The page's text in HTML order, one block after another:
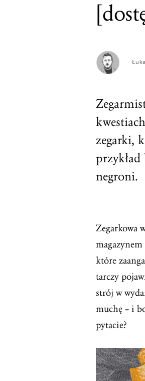
zegarki,
negroni.
Zegarkowa
które
tarczy
strój w
muchę – i
pytacie?